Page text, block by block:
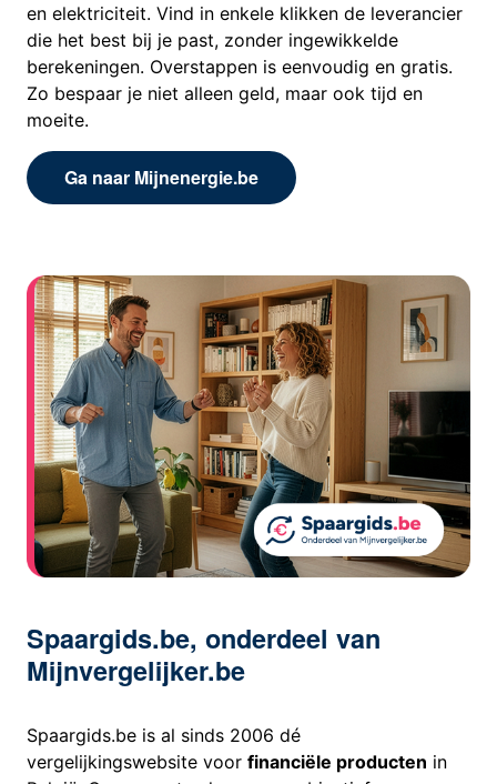
en elektriciteit. Vind in enkele klikken de leverancier
die het best bij je past, zonder ingewikkelde
berekeningen. Overstappen is eenvoudig en gratis.
Zo bespaar je niet alleen geld, maar ook tijd en
moeite.
Ga naar Mijnenergie.be
Spaargids.be, onderdeel van
Mijnvergelijker.be
Spaargids.be is al sinds 2006 dé
vergelijkingswebsite voor financiële producten in